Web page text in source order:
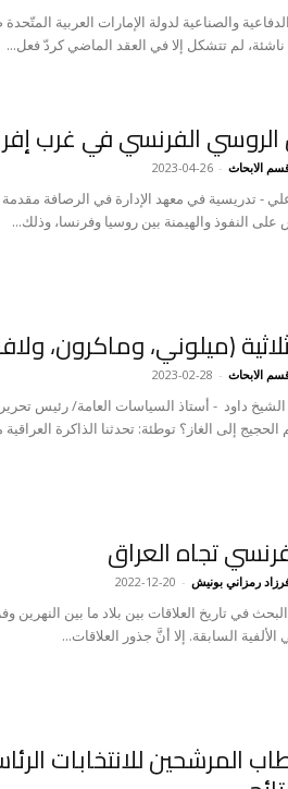
والصناعية لدولة الإمارات العربية
لم تتشكل إلا في العقد الماضي كردّ فعل...
الروسي الفرنسي في غرب
الابحاث -
2023-04-26
- تدريسية في معهد الإدارة في الرصافة
على النفوذ والهيمنة بين روسيا وفرنسا، وذلك...
(ميلوني، وماكرون،
الابحاث -
2023-02-28
داود - أستاذ السياسات العامة/ رئيس
إلى الغاز؟ توطئة: تحدثنا الذاكرة العراقية
تجاه العراق
رمزاني بونيش -
2022-12-20
في تاريخ العلاقات بين بلاد ما بين النهرين
السابقة. إلا أنَّ جذور العلاقات...
المرشحين للانتخابات